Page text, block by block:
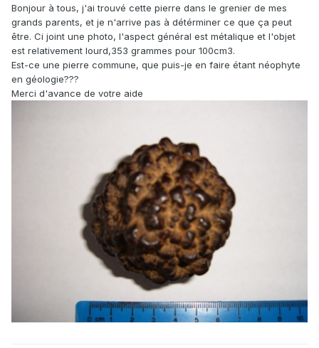
Bonjour à tous, j'ai trouvé cette pierre dans le grenier de mes
grands parents, et je n'arrive pas à détérminer ce que ça peut
être. Ci joint une photo, l'aspect général est métalique et l'objet
est relativement lourd,353 grammes pour 100cm3.
Est-ce une pierre commune, que puis-je en faire étant néophyte
en géologie???
Merci d'avance de votre aide